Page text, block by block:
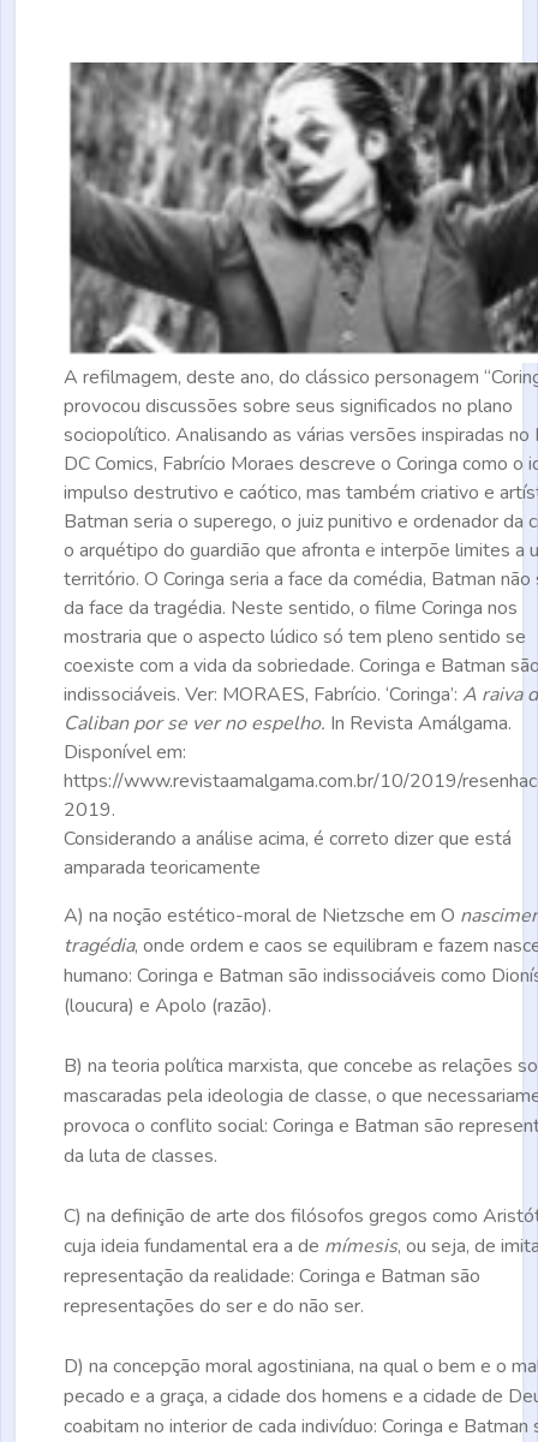
A refilmagem, deste ano, do clássico personagem
provocou discussões sobre seus significados no plano
sociopolítico. Analisando as várias versões inspiradas no
DC Comics, Fabrício Moraes descreve o Coringa como o
impulso destrutivo e caótico, mas também criativo e
Batman seria o superego, o juiz punitivo e ordenador da
o arquétipo do guardião que afronta e interpõe limites a
território. O Coringa seria a face da comédia, Batman não
da face da tragédia. Neste sentido, o filme Coringa nos
mostraria que o aspecto lúdico só tem pleno sentido se
coexiste com a vida da sobriedade. Coringa e Batman
indissociáveis. Ver: MORAES, Fabrício. ‘Coringa’: A raiva
Caliban por se ver no espelho. In Revista Amálgama.
Disponível em:
https://www.revistaamalgama.com.br/10/2019/
2019.
Considerando a análise acima, é correto dizer que está
amparada teoricamente
A) na noção estético-moral de Nietzsche em O
tragédia, onde ordem e caos se equilibram e fazem
humano: Coringa e Batman são indissociáveis como
(loucura) e Apolo (razão).
B) na teoria política marxista, que concebe as relações
mascaradas pela ideologia de classe, o que
provoca o conflito social: Coringa e Batman são
da luta de classes.
C) na definição de arte dos filósofos gregos como
cuja ideia fundamental era a de mímesis, ou seja, de
representação da realidade: Coringa e Batman são
representações do ser e do não ser.
D) na concepção moral agostiniana, na qual o bem e o
pecado e a graça, a cidade dos homens e a cidade de
coabitam no interior de cada indivíduo: Coringa e Batman